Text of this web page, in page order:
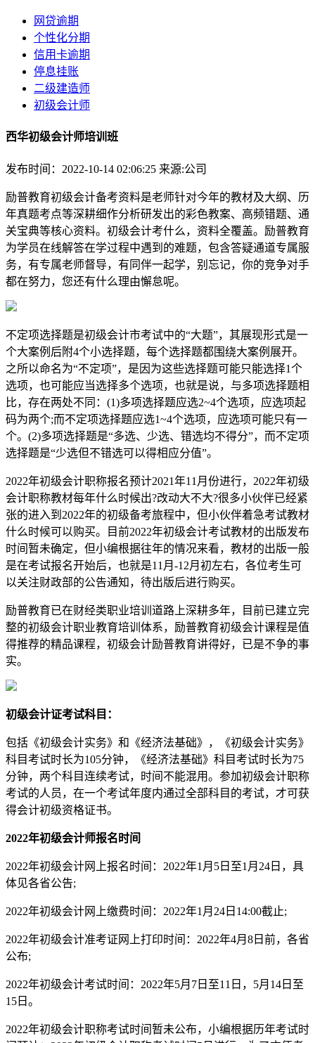
网贷逾期
个性化分期
信用卡逾期
停息挂账
二级建造师
初级会计师
西华初级会计师培训班
发布时间：2022-10-14 02:06:25 来源:公司
励普教育初级会计备考资料是老师针对今年的教材及大纲、历
年真题考点等深耕细作分析研发出的彩色教案、高频错题、通
关宝典等核心资料。初级会计考什么，资料全覆盖。励普教育
为学员在线解答在学过程中遇到的难题，包含答疑通道专属服
务，有专属老师督导，有同伴一起学，别忘记，你的竞争对手
都在努力，您还有什么理由懈怠呢。
不定项选择题是初级会计市考试中的“大题”，其展现形式是一
个大案例后附4个小选择题，每个选择题都围绕大案例展开。
之所以命名为“不定项”，是因为这些选择题可能只能选择1个
选项，也可能应当选择多个选项，也就是说，与多项选择题相
比，存在两处不同：(1)多项选择题应选2~4个选项，应选项起
码为两个;而不定项选择题应选1~4个选项，应选项可能只有一
个。(2)多项选择题是“多选、少选、错选均不得分”，而不定项
选择题是“少选但不错选可以得相应分值”。
2022年初级会计职称报名预计2021年11月份进行，2022年初级
会计职称教材每年什么时候出?改动大不大?很多小伙伴已经紧
张的进入到2022年的初级备考旅程中，但小伙伴着急考试教材
什么时候可以购买。目前2022年初级会计考试教材的出版发布
时间暂未确定，但小编根据往年的情况来看，教材的出版一般
是在考试报名开始后，也就是11月-12月初左右，各位考生可
以关注财政部的公告通知，待出版后进行购买。
励普教育已在财经类职业培训道路上深耕多年，目前已建立完
整的初级会计职业教育培训体系，励普教育初级会计课程是值
得推荐的精品课程，初级会计励普教育讲得好，已是不争的事
实。
初级会计证考试科目：
包括《初级会计实务》和《经济法基础》，《初级会计实务》
科目考试时长为105分钟，《经济法基础》科目考试时长为75
分钟，两个科目连续考试，时间不能混用。参加初级会计职称
考试的人员，在一个考试年度内通过全部科目的考试，才可获
得会计初级资格证书。
2022年初级会计师报名时间
2022年初级会计网上报名时间：2022年1月5日至1月24日，具
体见各省公告;
2022年初级会计网上缴费时间：2022年1月24日14:00截止;
2022年初级会计准考证网上打印时间：2022年4月8日前，各省
公布;
2022年初级会计考试时间：2022年5月7日至11日，5月14日至
15日。
2022年初级会计职称考试时间暂未公布，小编根据历年考试时